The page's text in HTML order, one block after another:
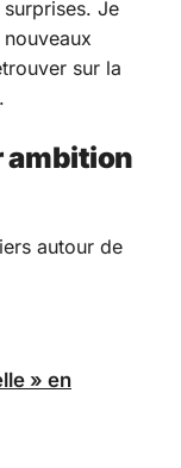
surprises. Je
sur la
ambition
autour de
» en